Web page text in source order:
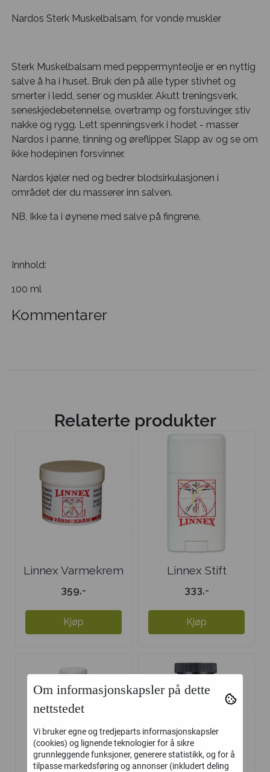
Nardos Sterk Muskelbalsam, for vonde muskler
Sterk Muskelbalsam med peppermynteolje er en nyttig
salve å ha i huset. Bruk den på alle typer stivhet og
smerter i ledd, sener og muskler. Akutt treningsverk,
seneskjedebetennelse, overtramp og forstuvinger, stiv
nakke og rygg. Lett spenningsverk i hodet - masser
Nardos i panne, tinning og øreflipper. Slapp av og se om
ikke hodepinen forsvinner.
Nardos kjøler ned og bedrer blodsirkulasjonen i
området der du masserer inn salven.
NB, Ikke ta i øynene med salve på fingrene.
Innhold:
100 ml
Kommentarer
Relaterte produkter
Linnex Varmekrem
359,-
Kjøp
Linnex Stift
333,-
Kjøp
Om informasjonskapsler på dette
nettstedet
Vi bruker egne og tredjeparts informasjonskapsler
(cookies) og lignende teknologier for å sikre
grunnleggende funksjoner, generere statistikk, og for å
tilpasse markedsføring og annonser (inkludert deling